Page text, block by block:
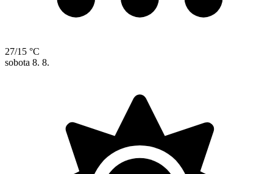
27/15 °C
sobota 8. 8.